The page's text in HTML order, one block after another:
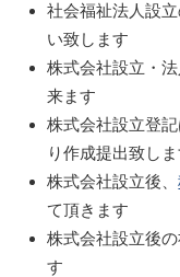
社会福祉法人設
い致します
株式会社設立・
来ます
株式会社設立登
り作成提出致し
株式会社設立後、
て頂きます
株式会社設立後
す